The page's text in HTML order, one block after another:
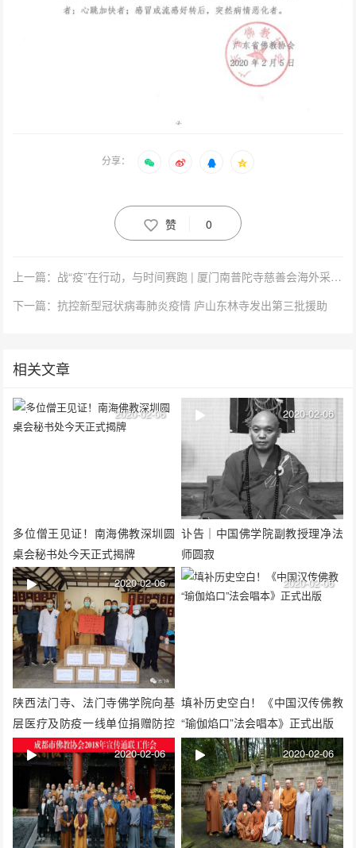
分享：
赞 0
上一篇：战“疫”在行动，与时间赛跑 | 厦门南普陀寺慈善会海外采购第二批21万个口罩顺利运抵回国
下一篇：抗控新型冠状病毒肺炎疫情 庐山东林寺发出第三批援助
相关文章
多位僧王见证！南海佛教深圳圆
桌会秘书处今天正式揭牌
2020-02-06
讣告｜中国佛学院副教授理净法
师圆寂
2020-02-06
陕西法门寺、法门寺佛学院向基
层医疗及防疫一线单位捐赠防控
物资
2020-02-06
填补历史空白！《中国汉传佛教
“瑜伽焰口”法会唱本》正式出版
2020-02-06
2020-02-06 2020-02-06